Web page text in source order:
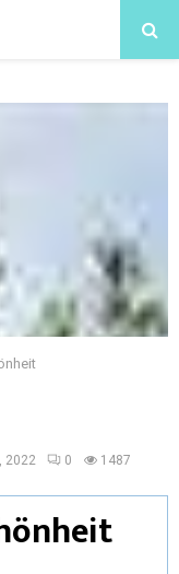
2022 0 1487